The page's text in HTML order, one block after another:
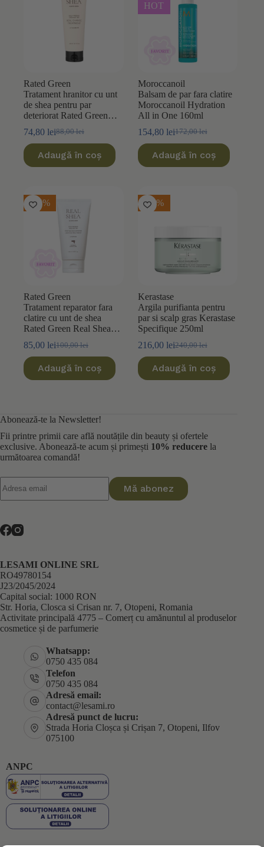
Rated Green
Tratament hranitor cu unt
de shea pentru par
deteriorat Rated Green
88,00lei
Prețul
inițial
a
fost:
74,80 leiPrețul
curent
este:
74,80 lei.
Adaugă în coș
HOT
Moroccanoil
Balsam de par fara clatire
Moroccanoil Hydration
All in One 160ml
172,00lei
Prețul
inițial
a
fost:
154,80 leiPrețul
curent
este:
154,80 lei.
Adaugă în coș
-15%
Rated Green
Tratament reparator fara
clatire cu unt de shea
Rated Green Real Shea
Protein Recharging 150ml
100,00lei
Prețul
a
fost:
85,00 leiPrețul
este:
85,00 lei.
Adaugă în coș
-10%
Kerastase
Argila purifianta pentru
par si scalp gras Kerastase
Specifique 250ml
240,00lei
Prețul
a
fost:
216,00 leiPrețul
este:
216,00 lei.
Adaugă în coș
Abonează-te la Newsletter!
Fii printre primii care află noutățile din beauty și ofertele
exclusive. Abonează-te acum și primești 10% reducere la
următoarea comandă!
Mă abonez
LESAMI ONLINE SRL
RO49780154
J23/2045/2024
Capital social: 1000 RON
Str. Horia, Closca si Crisan nr. 7, Otopeni, Romania
Activitate principală 4775 – Comerț cu amănuntul al produselor
cosmetice și de parfumerie
Whatsapp:
0750 435 084
Telefon
0750 435 084
Adresă email:
contact@lesami.ro
Adresă punct de lucru:
Strada Horia Cloșca și Crișan 7, Otopeni, Ilfov
075100
ANPC